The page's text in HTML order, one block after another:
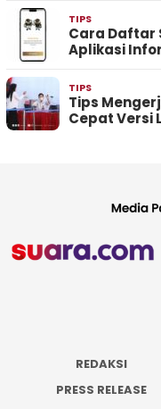
TIPS
Cara Daftar
Aplikasi
TIPS
Tips
Cepat Versi
REDAKSI
PRESS RELEASE